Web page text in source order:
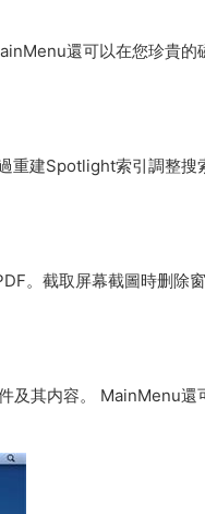
還可以在您珍貴的
重建Spotlight索引調整搜
。截取屏幕截圖時删除
及其内容。 MainMenu還